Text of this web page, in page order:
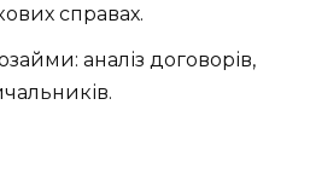
справах.
аналіз договорів,